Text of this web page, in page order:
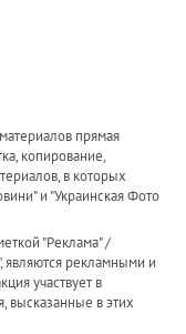
прямая
копирование,
в которых
и "Украинская Фото
"Реклама" /
являются рекламными и
участвует в
высказанные в этих